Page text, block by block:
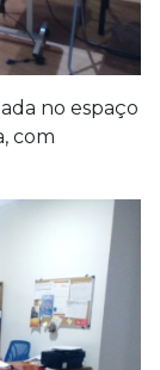
no espaço
com